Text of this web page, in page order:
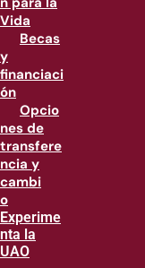
Vida
Becas
y
financiaci
ón
Opcio
nes de
transfere
ncia y
cambi
o
Experime
nta la
UAO